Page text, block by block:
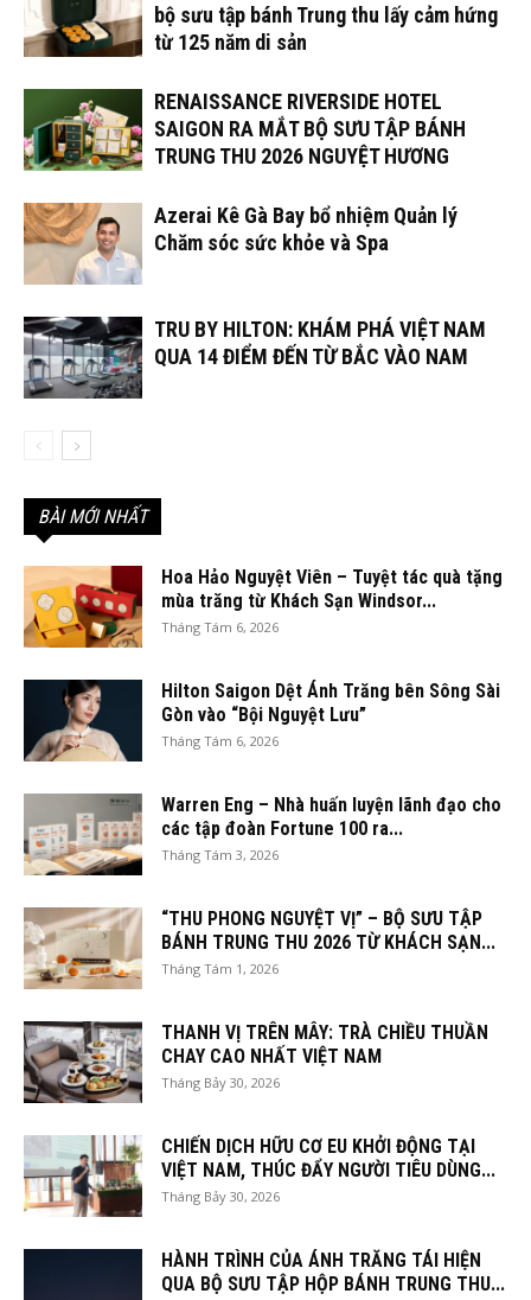
bộ sưu tập bánh Trung thu lấy cảm hứng
từ 125 năm di sản
RENAISSANCE RIVERSIDE HOTEL
SAIGON RA MẮT BỘ SƯU TẬP BÁNH
TRUNG THU 2026 NGUYỆT HƯƠNG
Azerai Kê Gà Bay bổ nhiệm Quản lý
Chăm sóc sức khỏe và Spa
TRU BY HILTON: KHÁM PHÁ VIỆT NAM
QUA 14 ĐIỂM ĐẾN TỪ BẮC VÀO NAM
BÀI MỚI NHẤT
Hoa Hảo Nguyệt Viên – Tuyệt tác quà tặng
mùa trăng từ Khách Sạn Windsor...
Tháng Tám 6, 2026
Hilton Saigon Dệt Ánh Trăng bên Sông Sài
Gòn vào “Bội Nguyệt Lưu”
Tháng Tám 6, 2026
Warren Eng – Nhà huấn luyện lãnh đạo cho
các tập đoàn Fortune 100 ra...
Tháng Tám 3, 2026
“THU PHONG NGUYỆT VỊ” – BỘ SƯU TẬP
BÁNH TRUNG THU 2026 TỪ KHÁCH SẠN...
Tháng Tám 1, 2026
THANH VỊ TRÊN MÂY: TRÀ CHIỀU THUẦN
CHAY CAO NHẤT VIỆT NAM
Tháng Bảy 30, 2026
CHIẾN DỊCH HỮU CƠ EU KHỞI ĐỘNG TẠI
VIỆT NAM, THÚC ĐẨY NGƯỜI TIÊU DÙNG...
Tháng Bảy 30, 2026
HÀNH TRÌNH CỦA ÁNH TRĂNG TÁI HIỆN
QUA BỘ SƯU TẬP HỘP BÁNH TRUNG THU...